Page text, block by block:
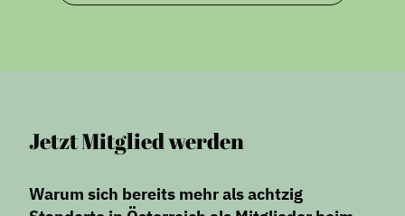
Jetzt Mitglied werden
Warum sich bereits mehr als achtzig